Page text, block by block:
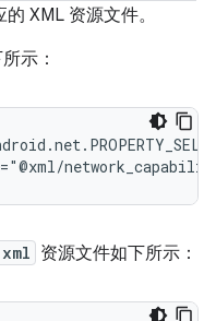
XML 资源文件。
示：
资源文件如下所示：